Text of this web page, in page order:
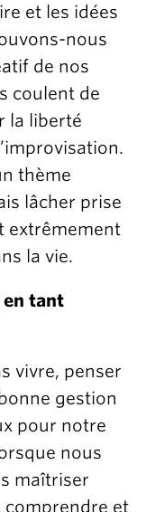
et les idées
nous
de nos
coulent de
la liberté
thème
lâcher prise
extrêmement
la vie.
en tant
vivre, penser
gestion
pour notre
nous
maîtriser
comprendre et